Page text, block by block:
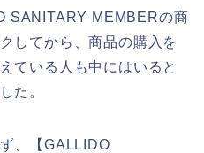
SANITARY MEMBERの商
してから、商品の購入を
ている人も中にはいると
た。
、【GALLIDO